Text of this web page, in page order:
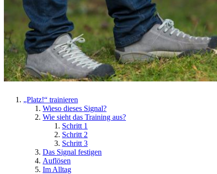
„Platz!“ trainieren
Wieso dieses Signal?
Wie sieht das Training aus?
Schritt 1
Schritt 2
Schritt 3
Das Signal festigen
Auflösen
Im Alltag